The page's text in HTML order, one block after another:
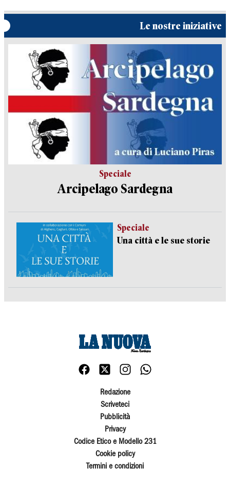
Le nostre iniziative
Speciale
Arcipelago Sardegna
Speciale
Una città e le sue storie
Redazione
Scriveteci
Pubblicità
Privacy
Codice Etico e Modello 231
Cookie policy
Termini e condizioni